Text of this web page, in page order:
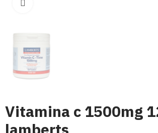
Vitamina c 1500mg